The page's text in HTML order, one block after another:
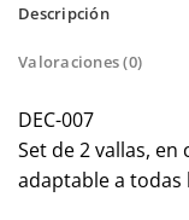
Descripción
Valoraciones (0)
DEC-007
Set de 2 vallas,
adaptable a todas